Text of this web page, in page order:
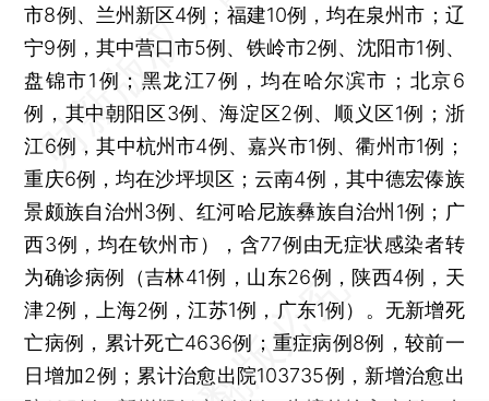
市8例、兰州新区4例；福建10例，均在泉州市；辽
宁9例，其中营口市5例、铁岭市2例、沈阳市1例、
盘锦市1例；黑龙江7例，均在哈尔滨市；北京6
例，其中朝阳区3例、海淀区2例、顺义区1例；浙
江6例，其中杭州市4例、嘉兴市1例、衢州市1例；
重庆6例，均在沙坪坝区；云南4例，其中德宏傣族
景颇族自治州3例、红河哈尼族彝族自治州1例；广
西3例，均在钦州市），含77例由无症状感染者转
为确诊病例（吉林41例，山东26例，陕西4例，天
津2例，上海2例，江苏1例，广东1例）。无新增死
亡病例，累计死亡4636例；重症病例8例，较前一
日增加2例；累计治愈出院103735例，新增治愈出